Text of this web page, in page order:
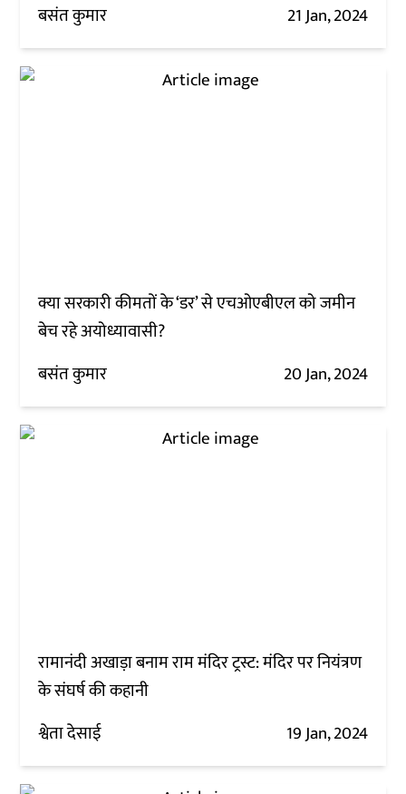
बसंत कुमार
21 Jan, 2024
क्या सरकारी कीमतों के ‘डर’ से एचओएबीएल को जमीन
बेच रहे अयोध्यावासी?
बसंत कुमार
20 Jan, 2024
रामानंदी अखाड़ा बनाम राम मंदिर ट्रस्ट: मंदिर पर नियंत्रण
के संघर्ष की कहानी
श्वेता देसाई
19 Jan, 2024